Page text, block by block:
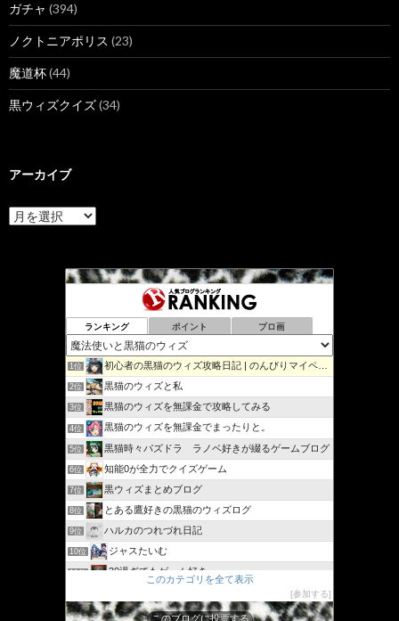
ガチャ (394)
ノクトニアポリス (23)
魔道杯(44)
黒ウィズクイズ(34)
アーカイブ
ア
ー
ランキング ポイント ブロ画
1位 初心者の黒猫のウィズ攻略日記 | のんびりマイペースで攻略…
2位 黒猫のウィズと私
3位 黒猫のウィズを無課金で攻略してみる
4位 黒猫のウィズを無課金でまったりと。
5位 黒猫時々パズドラ ラノベ好きが綴るゲームブログ
6位 知能0が全力でクイズゲーム
7位 黒ウィズまとめブログ
8位 とある鷹好きの黒猫のウィズログ
9位 ハルカのつれづれ日記
10位 ジャスたいむ
11位 30過ぎてもゲーム好き
13位 黒猫ウィズたまえよディートリヒプレイ日記
このカテゴリを全て表示
参加する
このブログに投票する